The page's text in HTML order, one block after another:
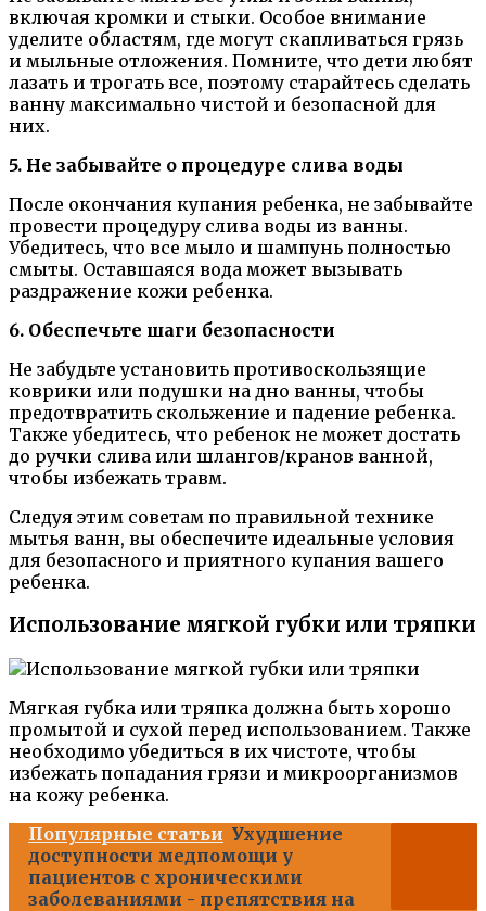
включая кромки и стыки. Особое внимание
уделите областям, где могут скапливаться грязь
и мыльные отложения. Помните, что дети любят
лазать и трогать все, поэтому старайтесь сделать
ванну максимально чистой и безопасной для
них.
5. Не забывайте о процедуре слива воды
После окончания купания ребенка, не забывайте
провести процедуру слива воды из ванны.
Убедитесь, что все мыло и шампунь полностью
смыты. Оставшаяся вода может вызывать
раздражение кожи ребенка.
6. Обеспечьте шаги безопасности
Не забудьте установить противоскользящие
коврики или подушки на дно ванны, чтобы
предотвратить скольжение и падение ребенка.
Также убедитесь, что ребенок не может достать
до ручки слива или шлангов/кранов ванной,
чтобы избежать травм.
Следуя этим советам по правильной технике
мытья ванн, вы обеспечите идеальные условия
для безопасного и приятного купания вашего
ребенка.
Использование мягкой губки или тряпки
Мягкая губка или тряпка должна быть хорошо
промытой и сухой перед использованием. Также
необходимо убедиться в их чистоте, чтобы
избежать попадания грязи и микроорганизмов
на кожу ребенка.
Популярные статьи Ухудшение
доступности медпомощи у
пациентов с хроническими
заболеваниями - препятствия на